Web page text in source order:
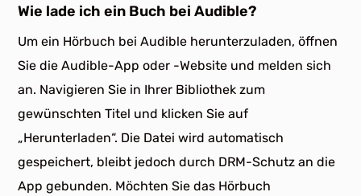
Wie lade ich ein Buch bei Audible?
Um ein Hörbuch bei Audible herunterzuladen, öffnen
Sie die Audible-App oder -Website und melden sich
an. Navigieren Sie in Ihrer Bibliothek zum
gewünschten Titel und klicken Sie auf
„Herunterladen“. Die Datei wird automatisch
gespeichert, bleibt jedoch durch DRM-Schutz an die
App gebunden. Möchten Sie das Hörbuch